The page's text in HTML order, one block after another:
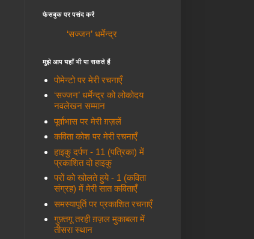
फेसबुक पर पसंद करें
‘सज्जन’ धर्मेन्द्र
मुझे आप यहाँ भी पा सकते हैं
पोमेन्टो पर मेरी रचनाएँ
‘सज्जन’ धर्मेन्द्र को लोकोदय
नवलेखन सम्मान
पूर्वाभास पर मेरी ग़ज़लें
कविता कोश पर मेरी रचनाएँ
हाइकु दर्पण - 11 (पत्रिका) में
प्रकाशित दो हाइकु
परों को खोलते हुये - 1 (कविता
संग्रह) में मेरी सात कविताएँ
समस्यापूर्ति पर प्रकाशित रचनाएँ
गुफ़्तगू तरही ग़ज़ल मुकाबला में
तीसरा स्थान